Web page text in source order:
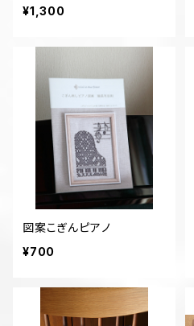
¥1,300
図案こぎんピアノ
¥700